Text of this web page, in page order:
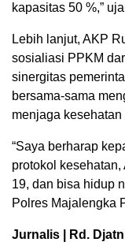
kapasitas 50 %,”
Lebih lanjut, AKP
sosialiasi PPKM
sinergitas
bersama-sama
menjaga
“Saya berharap
protokol
19, dan bisa hidup
Polres Majalengka
Jurnalis | Rd.